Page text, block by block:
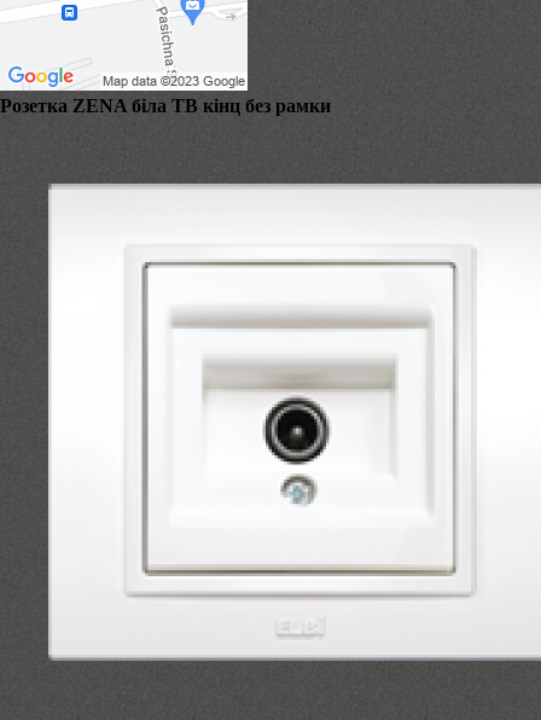
Розетка ZENA біла ТВ кінц без рамки